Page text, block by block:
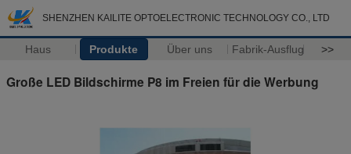
SHENZHEN KAILITE OPTOELECTRONIC TECHNOLOGY CO., LTD
Haus Produkte Über uns Fabrik-Ausflug >>
Große LED Bildschirme P8 im Freien für die Werbung